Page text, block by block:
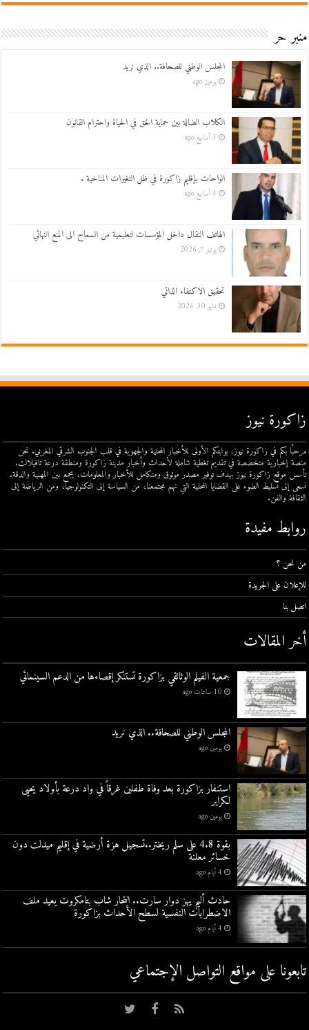
منبر حر
المجلس الوطني للصحافة.. الذي نريد
يومين ago
الكلاب الضالة بين حماية الحق في الحياة واحترام القانون
3 أسابيع ago
الواحات بإقليم زاكورة في ظل التغيرات المناخية .
4 أسابيع ago
الهاتف النقال داخل المؤسسات لتعليمية من السماح الى المنع النهائي
يونيو 7, 2026
تحقيق الاكتفاء الذاتي
مايو 30, 2026
زاكورة نيوز
مرحبًا بكم في زاكورة نيوز، بوابتكم الأولى للأخبار المحلية والجهوية في قلب الجنوب الشرقي المغربي. نحن
منصة إخبارية متخصصة في تقديم تغطية شاملة لأحداث وأخبار مدينة زاكورة ومنطقة درعة تافيلالت.
تأسس موقع زاكورة نيوز بهدف توفير مصدر موثوق ومتكامل للأخبار والمعلومات، يجمع بين المهنية والدقة.
نسعى إلى تسليط الضوء على القضايا المحلية التي تهم مجتمعنا، من السياسة إلى التكنولوجيا، ومن الرياضة إلى
الثقافة والفن.
روابط مفيدة
من نحن ؟
للإعلان على الجريدة
اتصل بنا
أخر المقالات
جمعية الفيلم الوثائقي بزاكورة تستنكر إقصاءها من الدعم السينمائي
10 ساعات ago
المجلس الوطني للصحافة.. الذي نريد
يومين ago
استنفار بزاكورة بعد وفاة طفلين غرقاً في واد درعة بأولاد يحيى
لكراير
يومين ago
بقوة 4.8 على سلم ريختر..تسجيل هزة أرضية في إقليم ميدلت دون
خسائر معلنة
4 أيام ago
حادث أليم يهز دوار سارت.. انتحار شاب بتامكروت يعيد ملف
الاضطرابات النفسية لسطح الأحداث بزاكورة
4 أيام ago
تابعونا على مواقع التواصل اﻹجتماعي